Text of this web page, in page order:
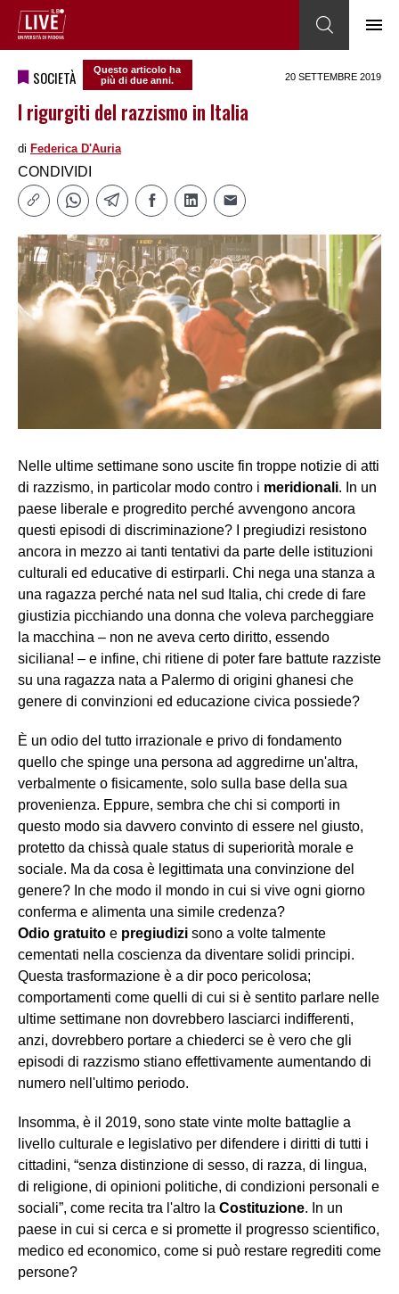
SOCIETÀ
Questo articolo ha
più di due anni.
20 SETTEMBRE 2019
I rigurgiti del razzismo in Italia
di Federica DʹAuria
CONDIVIDI
Nelle ultime settimane sono uscite fin troppe notizie di atti
di razzismo, in particolar modo contro i meridionali. In un
paese liberale e progredito perché avvengono ancora
questi episodi di discriminazione? I pregiudizi resistono
ancora in mezzo ai tanti tentativi da parte delle istituzioni
culturali ed educative di estirparli. Chi nega una stanza a
una ragazza perché nata nel sud Italia, chi crede di fare
giustizia picchiando una donna che voleva parcheggiare
la macchina – non ne aveva certo diritto, essendo
siciliana! – e infine, chi ritiene di poter fare battute razziste
su una ragazza nata a Palermo di origini ghanesi che
genere di convinzioni ed educazione civica possiede?
È un odio del tutto irrazionale e privo di fondamento
quello che spinge una persona ad aggredirne un'altra,
verbalmente o fisicamente, solo sulla base della sua
provenienza. Eppure, sembra che chi si comporti in
questo modo sia davvero convinto di essere nel giusto,
protetto da chissà quale status di superiorità morale e
sociale. Ma da cosa è legittimata una convinzione del
genere? In che modo il mondo in cui si vive ogni giorno
conferma e alimenta una simile credenza?
Odio gratuito e pregiudizi sono a volte talmente
cementati nella coscienza da diventare solidi principi.
Questa trasformazione è a dir poco pericolosa;
comportamenti come quelli di cui si è sentito parlare nelle
ultime settimane non dovrebbero lasciarci indifferenti,
anzi, dovrebbero portare a chiederci se è vero che gli
episodi di razzismo stiano effettivamente aumentando di
numero nell'ultimo periodo.
Insomma, è il 2019, sono state vinte molte battaglie a
livello culturale e legislativo per difendere i diritti di tutti i
cittadini, “senza distinzione di sesso, di razza, di lingua,
di religione, di opinioni politiche, di condizioni personali e
sociali”, come recita tra l'altro la Costituzione. In un
paese in cui si cerca e si promette il progresso scientifico,
medico ed economico, come si può restare regrediti come
persone?